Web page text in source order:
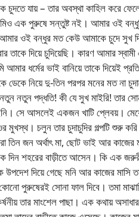
চুদতে যায় – তার অবস্থা কাহিল করে
এক পুরুষে সন্তুষ্ট নই। আমার ওই
ওই বন্ধুর মত কেউ আমাকে চুদে সুখ
তাকে দিয়ে চুদিয়েছি। কারণ আমার
আমার ধর্মের ভাই বানিয়ে তাকে দিয়েই
ডেকে নিয়ে দু-তিন পরপর মনের মত না
নতুন পদ্ধতি! কী যে সুখ মাইরি!
সে আসলেই একজন খাটি প্লেবয়।
মুখস্থ। চলুন তার চুদাচুদির গল্পটি শুরু
তিন জন অর্থাৎ মা, ছোট ভাই আর কাজের
দিন শহরের বাড়ীতে আসেন। কি এক জরুরী
দিয়ে গেছে মনি আর কাজের মাসি
পুরুষেরই সোনা ফাল দিবে। তমা
তার মাংশেল পাছা। এক কথায়